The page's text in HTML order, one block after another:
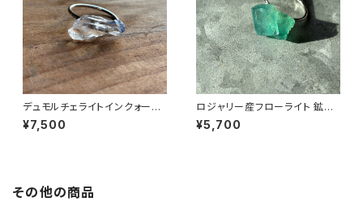
デュモルチェライトインクォーツ
鉱物リング 一点もの 原石 指輪
フリーサイズ 天然石 ハンドメイ
¥7,500
ロジャリー産フローライト 鉱物
リング 一点もの 原石 指輪 フリ
ーサイズ 天然石 ハンドメイド
¥5,700
その他の商品